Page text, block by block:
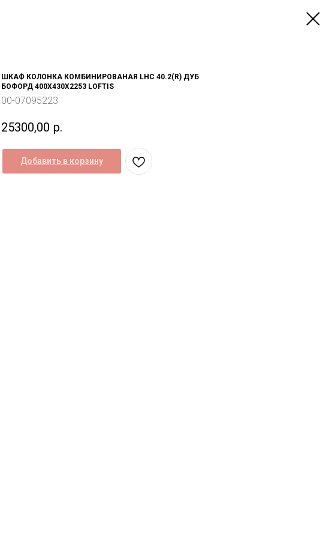
ШКАФ КОЛОНКА КОМБИНИРОВАНАЯ LHC 40.2(R) ДУБ
БОФОРД 400Х430Х2253 LOFTIS
00-07095223
25300,00 р.
Добавить в корзину